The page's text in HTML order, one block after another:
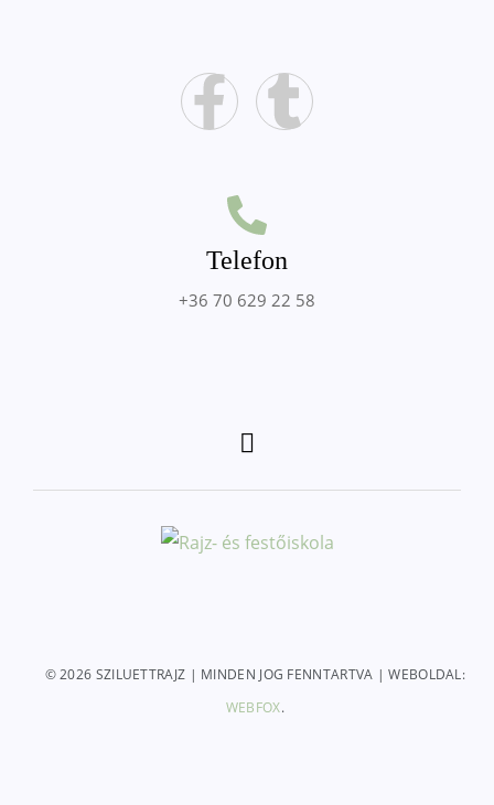
Telefon
+36 70 629 22 58
© 2026 SZILUETTRAJZ | MINDEN JOG FENNTARTVA | WEBOLDAL:
WEBFOX.